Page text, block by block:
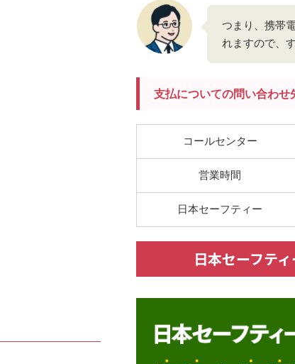
つまり、携帯
れますので、
支払についての問い合わせ
コールセンター
営業時間
日本セーフティー
日本セーフテ